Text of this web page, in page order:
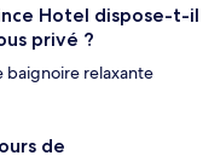
Hotel dispose-t-il
privé ?
baignoire relaxante
de